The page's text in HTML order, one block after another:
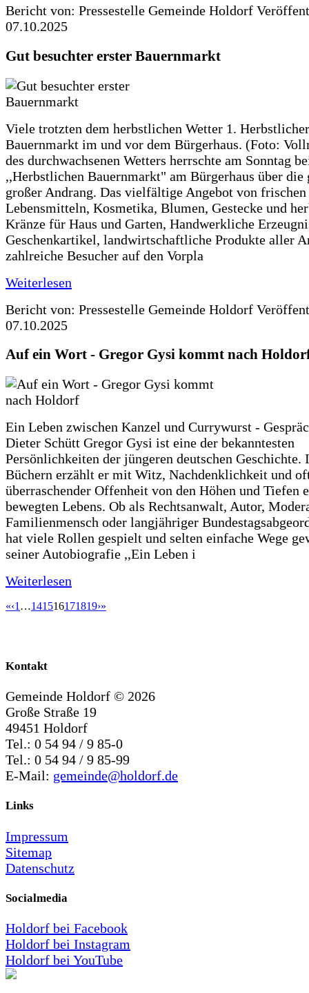
Bericht von: Pressestelle Gemeinde Holdorf
07.10.2025
Gut besuchter erster Bauernmarkt
Viele trotzten dem herbstlichen Wetter 1. Herbstlicher
Bauernmarkt im und vor dem Bürgerhaus. (Foto:
des durchwachsenen Wetters herrschte am Sonntag
,,Herbstlichen Bauernmarkt" am Bürgerhaus über die
großer Andrang. Das vielfältige Angebot von frischen
Lebensmitteln, Kosmetika, Blumen, Gestecke und
Kränze für Haus und Garten, Handwerkliche
Geschenkartikel, landwirtschaftliche Produkte aller
zahlreiche Besucher auf den Vorpla
Weiterlesen
Bericht von: Pressestelle Gemeinde Holdorf
07.10.2025
Auf ein Wort - Gregor Gysi kommt nach
Ein Leben zwischen Kanzel und Currywurst -
Dieter Schütt Gregor Gysi ist eine der bekanntesten
Persönlichkeiten der jüngeren deutschen Geschichte.
Büchern erzählt er mit Witz, Nachdenklichkeit und
überraschender Offenheit von den Höhen und Tiefen
bewegten Lebens. Ob als Rechtsanwalt, Autor,
Familienmensch oder langjähriger
hat viele Rollen gespielt und selten einfache Wege
seiner Autobiografie ,,Ein Leben i
Weiterlesen
«‹1 …141516171819›»
Kontakt
Gemeinde Holdorf © 2026
Große Straße 19
49451 Holdorf
Tel.: 0 54 94 / 9 85-0
Tel.: 0 54 94 / 9 85-99
E-Mail: gemeinde@holdorf.de
Links
Impressum
Sitemap
Datenschutz
Socialmedia
Holdorf bei Facebook
Holdorf bei Instagram
Holdorf bei YouTube